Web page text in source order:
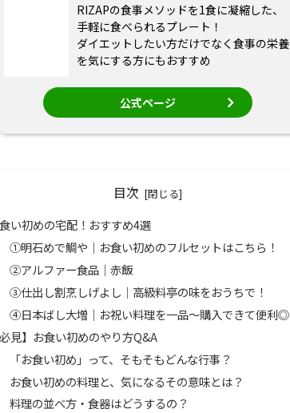
RIZAPの食事メソッドを1食に凝縮した、
手軽に食べられるプレート！
ダイエットしたい方だけでなく食事の栄養
を気にする方にもおすすめ
公式ページ
目次
い初めの宅配！おすすめ4選
①明石めで鯛や｜お食い初めのフルセットはこちら！
②アルファー食品｜赤飯
③仕出し割烹しげよし｜高級料亭の味をおうちで！
④日本ばし大増｜お祝い料理を一品〜購入できて便利◎
必見】お食い初めのやり方Q&A
「お食い初め」って、そもそもどんな行事？
お食い初めの料理と、気になるその意味とは？
料理の並べ方・食器はどうするの？